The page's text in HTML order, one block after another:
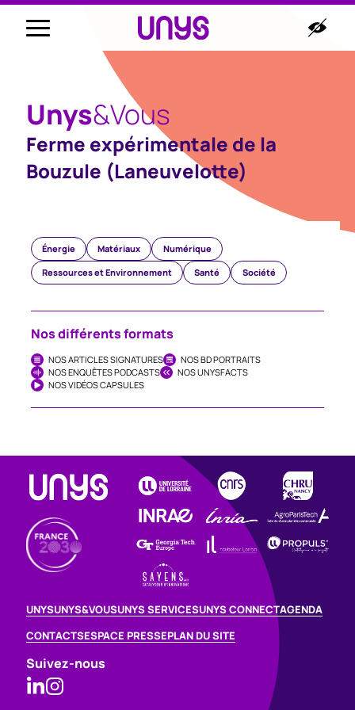
Unys&Vous
Ferme expérimentale de la
Bouzule (Laneuvelotte)
Nos médias
Énergie Matériaux Numérique
Ressources et Environnement Santé Société
Nos différents formats
NOS ARTICLES SIGNATURES
NOS BD PORTRAITS
NOS ENQUÊTES PODCASTS
NOS UNYSFACTS
NOS VIDÉOS CAPSULES
UNYSUNYS&VOUSUNYS SERVICESUNYS CONNECTAGENDA
CONTACTSESPACE PRESSEPLAN DU SITE
Suivez-nous